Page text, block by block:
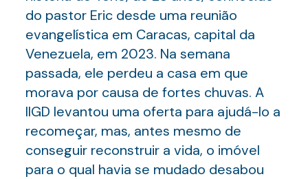
do pastor Eric desde uma reunião
evangelística em Caracas, capital da
Venezuela, em 2023. Na semana
passada, ele perdeu a casa em que
morava por causa de fortes chuvas. A
IIGD levantou uma oferta para ajudá-lo a
recomeçar, mas, antes mesmo de
conseguir reconstruir a vida, o imóvel
para o qual havia se mudado desabou